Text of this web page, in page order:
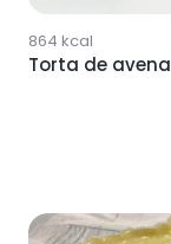
864 kcal
Torta de avena